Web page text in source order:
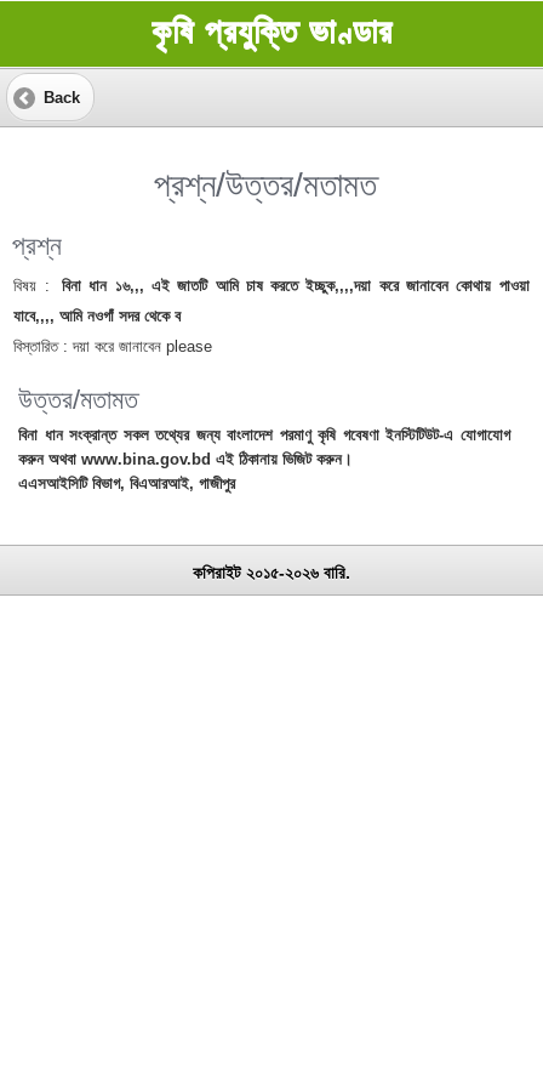
কৃষি প্রযুক্তি ভাণ্ডার
Back
প্রশ্ন/উত্তর/মতামত
প্রশ্ন
বিষয় :
বিনা ধান ১৬,,, এই জাতটি আমি চাষ করতে ইচ্ছুক,,,,দয়া করে জানাবেন কোথায় পাওয়া
যাবে,,,, আমি নওগাঁ সদর থেকে ব
বিস্তারিত : দয়া করে জানাবেন please
উত্তর/মতামত
বিনা ধান সংক্রান্ত সকল তথ্যের জন্য বাংলাদেশ পরমাণু কৃষি গবেষণা ইনস্টিটিউট-এ যোগাযোগ
করুন অথবা www.bina.gov.bd এই ঠিকানায় ভিজিট করুন।
এএসআইসিটি বিভাগ, বিএআরআই, গাজীপুর
কপিরাইট ২০১৫-২০২৬ বারি.